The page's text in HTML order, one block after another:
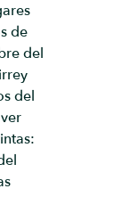
de
del
del